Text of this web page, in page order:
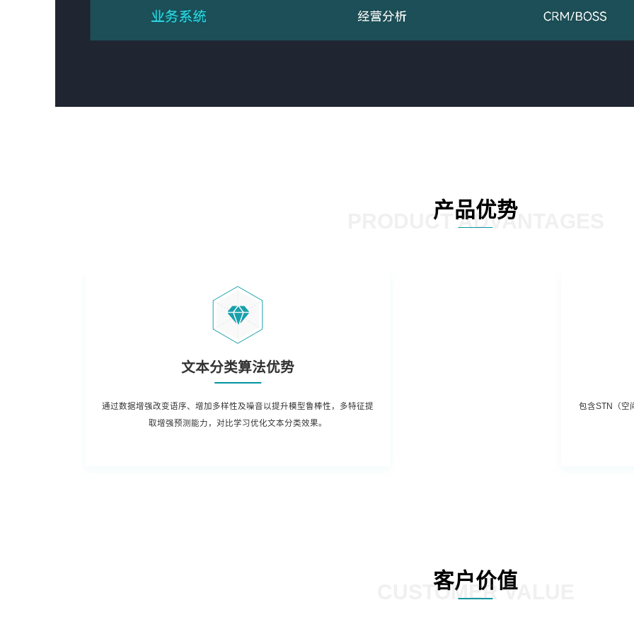
产品优势
PRODUCT ADVANTAGES
文本分类算法优势
通过数据增强改变语序、增加多样性及噪音以提升模型鲁棒性，多特征提
取增强预测能力，对比学习优化文本分类效果。
包含STN（空
客户价值
CUSTOMER VALUE